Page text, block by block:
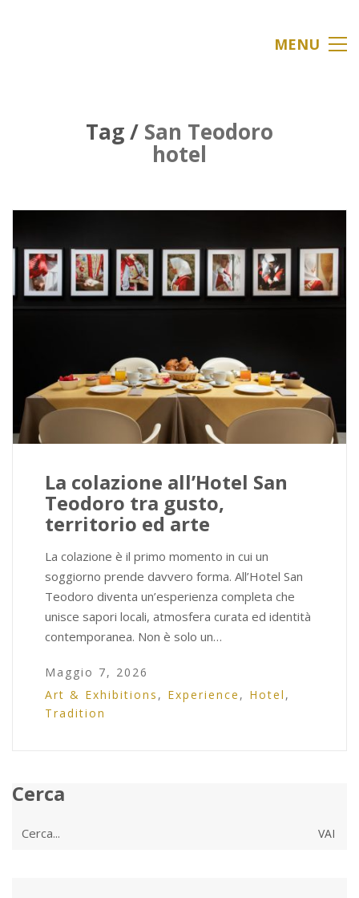
MENU
Tag / San Teodoro
hotel
La colazione all’Hotel San
Teodoro tra gusto,
territorio ed arte
La colazione è il primo momento in cui un
soggiorno prende davvero forma. All’Hotel San
Teodoro diventa un’esperienza completa che
unisce sapori locali, atmosfera curata ed identità
contemporanea. Non è solo un…
Maggio 7, 2026
Art & Exhibitions , Experience , Hotel ,
Tradition
Cerca